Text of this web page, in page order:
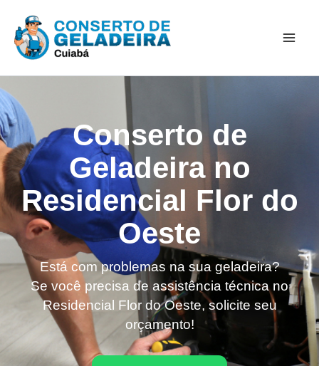
para
Conserto de
Geladeira no
Residencial Flor do
Oeste
Está com problemas na sua geladeira?
Se você precisa de assistência técnica no
Residencial Flor do Oeste, solicite seu
orçamento!